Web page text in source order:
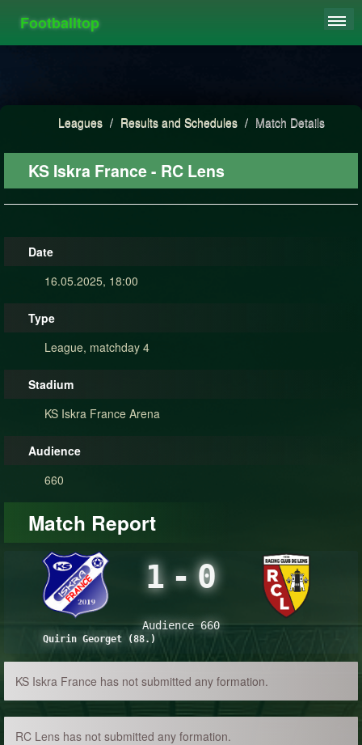
Footballtop
HIGHSCORE
Leagues / Results and Schedules / Match Details
KS Iskra France - RC Lens
Date
16.05.2025, 18:00
Type
League, matchday 4
Stadium
KS Iskra France Arena
Audience
660
Match Report
1 -0
Audience 660
Quirin Georget (88.)
KS Iskra France has not submitted any formation.
RC Lens has not submitted any formation.